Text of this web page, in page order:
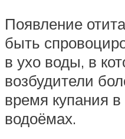
Появление
быть
в ухо воды, в
возбудители
время купания
водоёмах.